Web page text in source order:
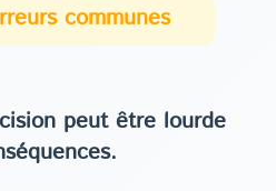
communes
peut être lourde